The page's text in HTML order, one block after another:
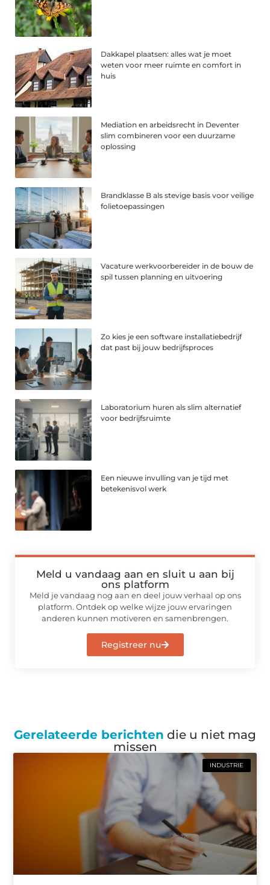
Dakkapel plaatsen: alles wat je moet
weten voor meer ruimte en comfort in
huis
Mediation en arbeidsrecht in Deventer
slim combineren voor een duurzame
oplossing
Brandklasse B als stevige basis voor veilige
folietoepassingen
Vacature werkvoorbereider in de bouw de
spil tussen planning en uitvoering
Zo kies je een software installatiebedrijf
dat past bij jouw bedrijfsproces
Laboratorium huren als slim alternatief
voor bedrijfsruimte
Een nieuwe invulling van je tijd met
betekenisvol werk
Meld u vandaag aan en sluit u aan bij
ons platform
Meld je vandaag nog aan en deel jouw verhaal op ons
platform. Ontdek op welke wijze jouw ervaringen
anderen kunnen motiveren en samenbrengen.
Registreer nu
Gerelateerde berichten die u niet mag
missen
INDUSTRIE